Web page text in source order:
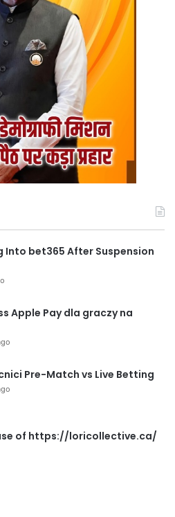
Into bet365 After Suspension
Apple Pay dla graczy na
Pre-Match vs Live Betting
of https://loricollective.ca/